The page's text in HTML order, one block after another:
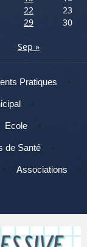
22
23
29
30
Sep »
Pratiques
Ecole
de Santé
Associations